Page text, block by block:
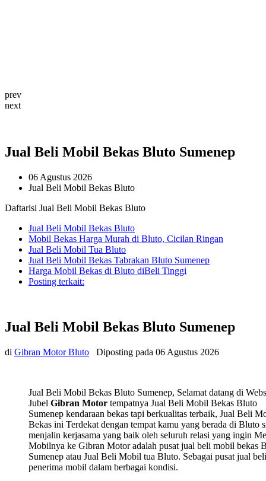
prev
next
Jual Beli Mobil Bekas Bluto Sumenep
06 Agustus 2026
Jual Beli Mobil Bekas Bluto
Daftarisi Jual Beli Mobil Bekas Bluto
Jual Beli Mobil Bekas Bluto
Mobil Bekas Harga Murah di Bluto, Cicilan Ringan
Jual Beli Mobil Tua Bluto
Jual Beli Mobil Bekas Tabrakan Bluto Sumenep
Harga Mobil Bekas di Bluto diBeli Tinggi
Posting terkait:
Jual Beli Mobil Bekas Bluto Sumenep
di Gibran Motor Bluto Diposting pada 06 Agustus 2026
Jual Beli Mobil Bekas Bluto Sumenep, Selamat datang di
Jubel Gibran Motor tempatnya Jual Beli Mobil Bekas Bluto
Sumenep kendaraan bekas tapi berkualitas terbaik, Jual Beli
Bekas ini Terdekat dengan tempat kamu yang berada di Bluto
menjalin kerjasama yang baik oleh seluruh relasi yang ingin
Mobilnya ke Gibran Motor adalah pusat jual beli mobil bekas
Sumenep atau Jual Beli Mobil tua Bluto. Sebagai pusat jual beli
penerima mobil dalam berbagai kondisi.